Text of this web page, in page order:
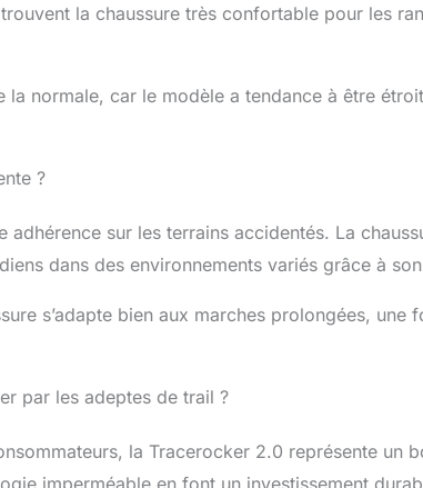
la chaussure très confortable pour les
la normale, car le modèle a tendance à être
?
sur les terrains accidentés. La
dans des environnements variés grâce à
s’adapte bien aux marches prolongées, une
par les adeptes de trail ?
la Tracerocker 2.0 représente un
imperméable en font un investissement